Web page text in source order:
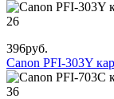
26
396руб.
Canon PFI-303Y
36